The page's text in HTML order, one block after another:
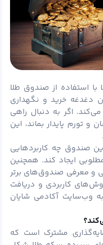
استفاده از صندوق طلا
دغدغه خرید و نگهداری
اگر به دنبال راهی
و تورم پایدار بماند، این
صندوق چه کاربردهایی
ایجاد کند. همچنین
و معرفی صندوق‌های برتر
روش‌های کاربردی و دریافت
وب‌سایت آکادمی شایان
مشترک است که